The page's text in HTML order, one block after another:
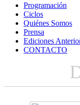
Programación
Ciclos
Quiénes Somos
Prensa
Ediciones
CONTACTO